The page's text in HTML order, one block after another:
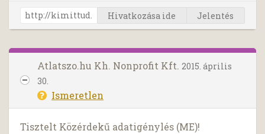
Hivatkozása ide Jelentés
Atlatszo.hu Kh. Nonprofit Kft. 2015. április
30.
Ismeretlen
Tisztelt Közérdekű adatigénylés (ME)!